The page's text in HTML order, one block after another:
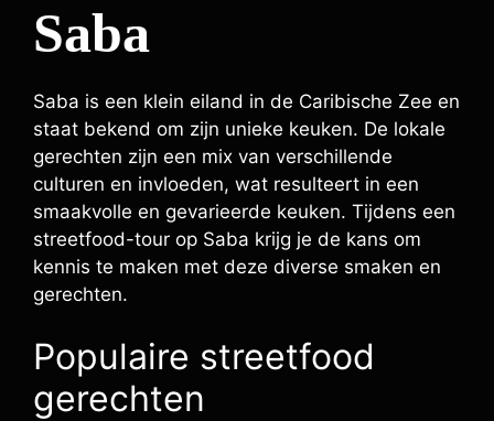
Saba
Saba is een klein eiland in de Caribische Zee en
staat bekend om zijn unieke keuken. De lokale
gerechten zijn een mix van verschillende
culturen en invloeden, wat resulteert in een
smaakvolle en gevarieerde keuken. Tijdens een
streetfood-tour op Saba krijg je de kans om
kennis te maken met deze diverse smaken en
gerechten.
Populaire streetfood
gerechten